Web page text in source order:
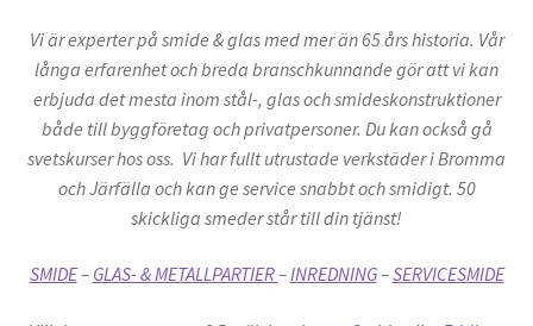
Vi är experter på smide & glas med mer än 65 års historia. Vår
långa erfarenhet och breda branschkunnande gör att vi kan
erbjuda det mesta inom stål-, glas och smideskonstruktioner
både till byggföretag och privatpersoner. Du kan också gå
svetskurser hos oss. Vi har fullt utrustade verkstäder i Bromma
och Järfälla och kan ge service snabbt och smidigt. 50
skickliga smeder står till din tjänst!
SMIDE– GLAS- & METALLPARTIER–INREDNING–SERVICESMIDE